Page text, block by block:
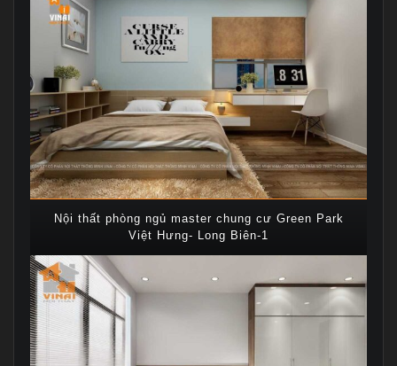
Nội thất phòng ngủ master chung cư Green Park
Việt Hưng- Long Biên-1